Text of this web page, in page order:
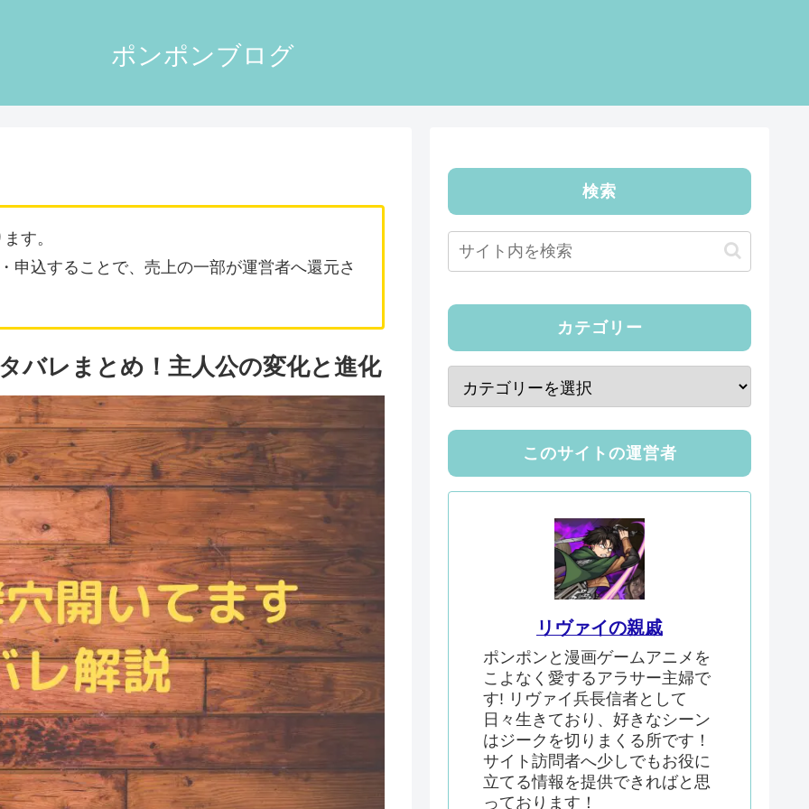
ポンポンブログ
す。
申込することで、売上の一部が運営者へ還元さ
バレまとめ！主人公の変化と進化
検索
カテゴリー
このサイトの運営者
リヴァイの親戚
ポンポンと漫画ゲームアニメを
こよなく愛するアラサー主婦で
す! リヴァイ兵長信者として
日々生きており、好きなシーン
はジークを切りまくる所です！
サイト訪問者へ少しでもお役に
立てる情報を提供できればと思
っております！